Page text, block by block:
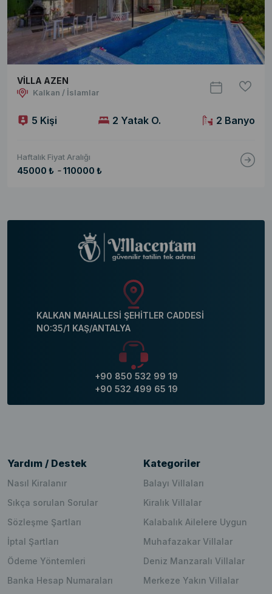
VİLLA AZEN
Kalkan / İslamlar
5 Kişi 2 Yatak O. 2 Banyo
Haftalık Fiyat Aralığı
45000 ₺ - 110000 ₺
KALKAN MAHALLESİ ŞEHİTLER CADDESİ
NO:35/1 KAŞ/ANTALYA
+90 850 532 99 19
+90 532 499 65 19
Yardım / Destek
Nasıl Kiralanır
Sıkça sorulan Sorular
Sözleşme Şartları
İptal Şartları
Ödeme Yöntemleri
Banka Hesap Numaraları
Kategoriler
Balayı Villaları
Kiralık Villalar
Kalabalık Ailelere Uygun
Muhafazakar Villalar
Deniz Manzaralı Villalar
Merkeze Yakın Villalar